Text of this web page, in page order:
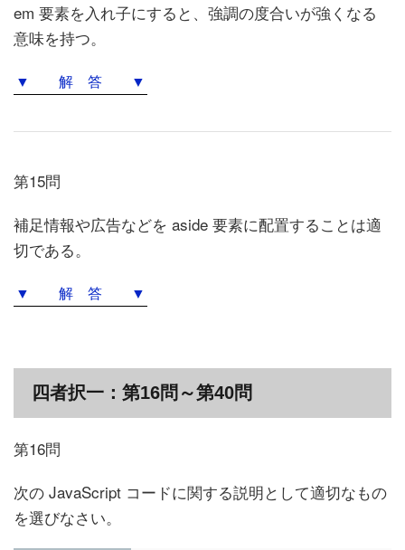
em 要素を入れ子にすると、強調の度合いが強くなる
意味を持つ。
▼ 解 答 ▼
第15問
補足情報や広告などを aside 要素に配置することは適
切である。
▼ 解 答 ▼
四者択一：第16問～第40問
第16問
次の JavaScript コードに関する説明として適切なもの
を選びなさい。